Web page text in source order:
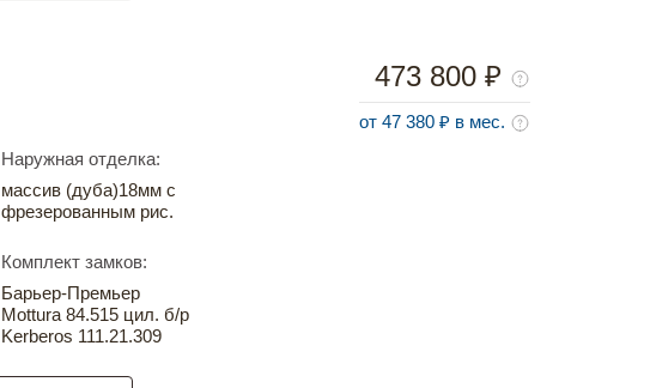
Наружная отделка:
массив (дуба)18мм с
фрезерованным рис.
Комплект замков:
Барьер-Премьер
Mottura 84.515 цил. б/р
Kerberos 111.21.309
473 800 ₽
от 47 380 ₽ в мес.